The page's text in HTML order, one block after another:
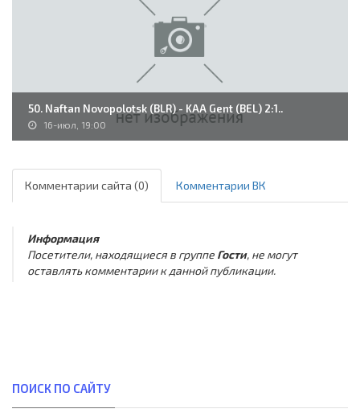
50. Naftan Novopolotsk (BLR) - KAA Gent (BEL) 2:1..
16-июл, 19:00
Комментарии сайта (0) Комментарии ВК
Информация
Посетители, находящиеся в группе Гости, не могут
оставлять комментарии к данной публикации.
ПОИСК ПО САЙТУ